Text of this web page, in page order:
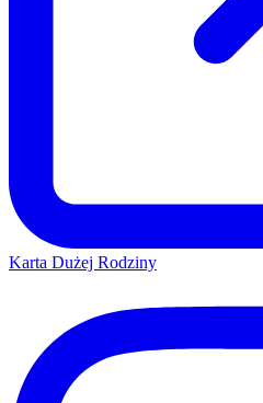
Karta Dużej Rodziny